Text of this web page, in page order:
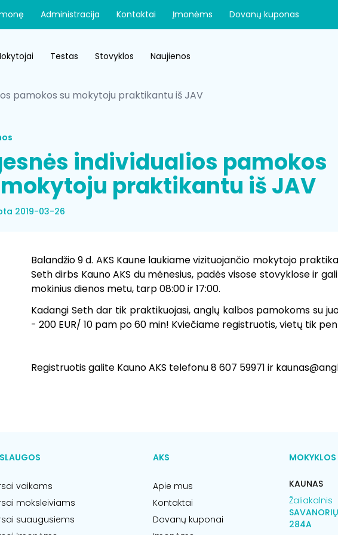
Testas Stovyklos Naujienos
Administracija Kontaktai Įmonėms Dovanų kuponas
pamokos su mokytoju praktikantu iš JAV
individualios pamokos
praktikantu iš JAV
2019-03-26
Balandžio 9 d. AKS Kaune laukiame vizituojančio mokytojo
Seth dirbs Kauno AKS du mėnesius, padės visose stovyklose ir
mokinius dienos metu, tarp 08:00 ir 17:00.
Kadangi Seth dar tik praktikuojasi, anglų kalbos pamokoms su
- 200 EUR/ 10 pam po 60 min! Kviečiame registruotis, vietų tik
Registruotis galite Kauno AKS telefonu 8 607 59971 ir
vaikams
moksleiviams
suaugusiems
AKS
Apie mus
Kontaktai
Dovanų kuponai
MOKYKLOS
KAUNAS
Žaliakalnis
284A